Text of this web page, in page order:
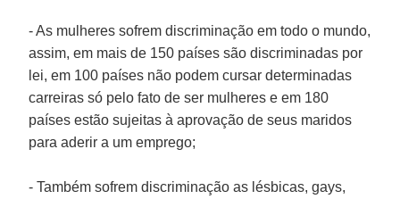
- As mulheres sofrem discriminação em todo o mundo,
assim, em mais de 150 países são discriminadas por
lei, em 100 países não podem cursar determinadas
carreiras só pelo fato de ser mulheres e em 180
países estão sujeitas à aprovação de seus maridos
para aderir a um emprego;
- Também sofrem discriminação as lésbicas, gays,